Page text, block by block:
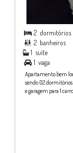
 2 dormitórios
 2 banheiros
1 suíte
 1 vaga
Apartamento bem
sendo 02 dormitórios
e garagem para 1